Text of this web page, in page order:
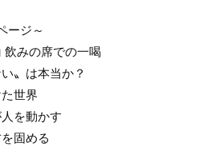
ージ～
飲みの席での一喝
〟は本当か？
世界
を動かす
固める